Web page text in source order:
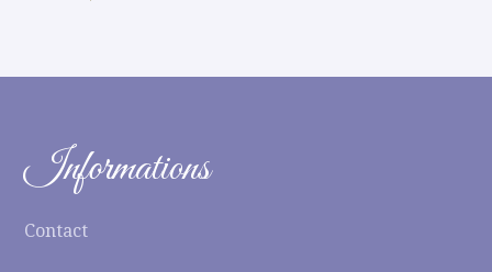
Informations
Contact